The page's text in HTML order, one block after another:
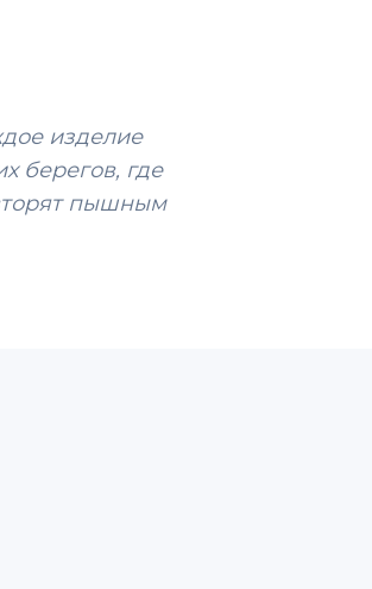
изделие
берегов, где
пышным